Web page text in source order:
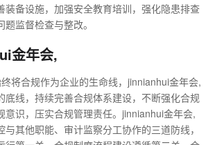
装备设施，加强安全教育培训，强化隐患排查
监督检查与整改。
金年会,
将合规作为企业的生命线，jinnianhui金年会,
底线，持续完善合规体系建设，不断强化合规
意识，压实合规管理责任。jinnianhui金年会,
其他职能、审计监察分工协作的三道防线，